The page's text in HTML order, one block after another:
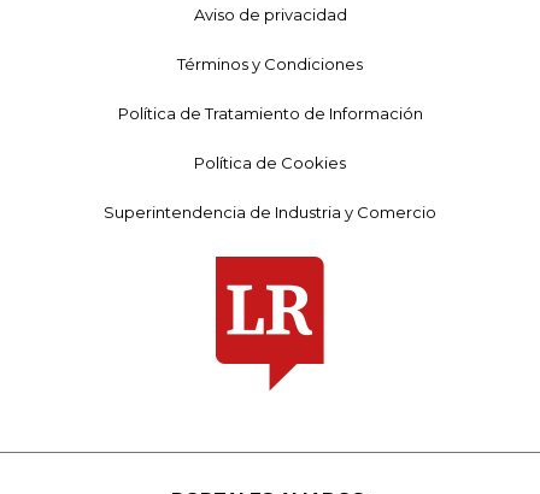
Aviso de privacidad
Términos y Condiciones
Política de Tratamiento de Información
Política de Cookies
Superintendencia de Industria y Comercio